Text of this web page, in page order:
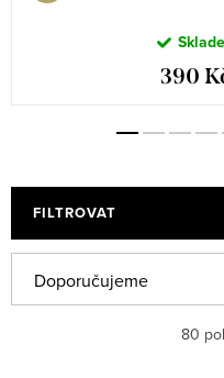
390
FILTROVAT
ý
a
Doporučujeme
80